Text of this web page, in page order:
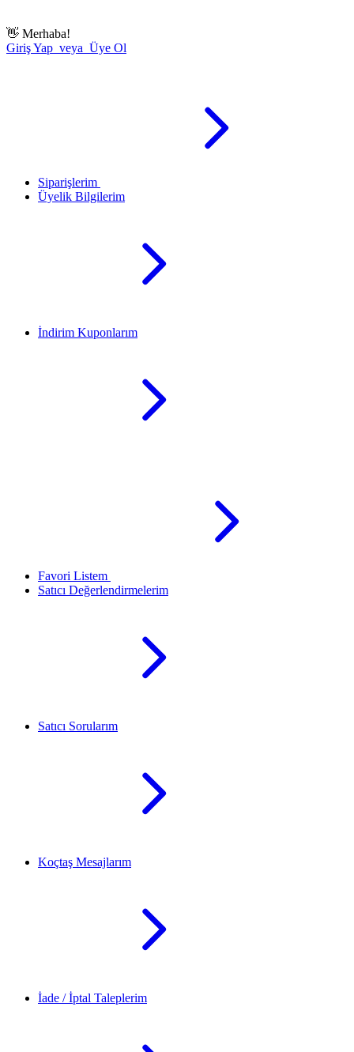
👋 Merhaba!
Giriş Yap veya Üye Ol
Siparişlerim
Üyelik Bilgilerim
İndirim Kuponlarım
Favori Listem
Satıcı Değerlendirmelerim
Satıcı Sorularım
Koçtaş Mesajlarım
İade / İptal Taleplerim